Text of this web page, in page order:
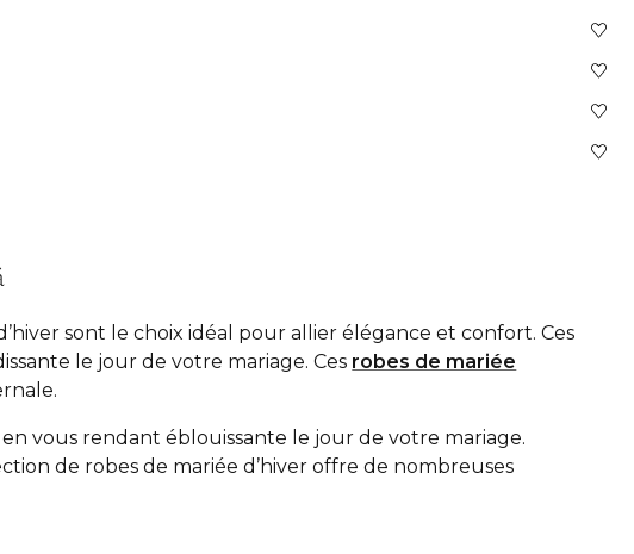
sont le choix idéal pour allier élégance et confort. Ces
le jour de votre mariage. Ces robes de mariée
en vous rendant éblouissante le jour de votre mariage.
de robes de mariée d’hiver offre de nombreuses